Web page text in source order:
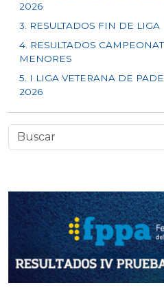
2026
3. RESULTADOS FIN DE LIGA
4. RESULTADOS
MENORES
5. I LIGA VETERANA DE
2026